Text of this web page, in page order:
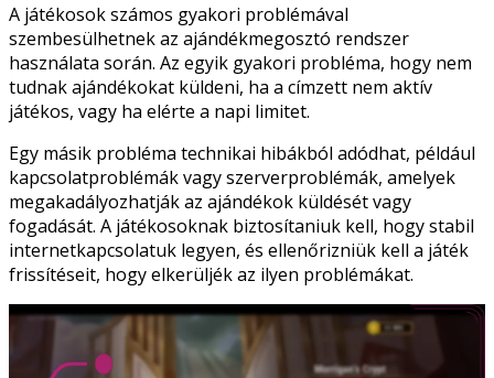
A játékosok számos gyakori problémával
szembesülhetnek az ajándékmegosztó rendszer
használata során. Az egyik gyakori probléma, hogy nem
tudnak ajándékokat küldeni, ha a címzett nem aktív
játékos, vagy ha elérte a napi limitet.
Egy másik probléma technikai hibákból adódhat, például
kapcsolatproblémák vagy szerverproblémák, amelyek
megakadályozhatják az ajándékok küldését vagy
fogadását. A játékosoknak biztosítaniuk kell, hogy stabil
internetkapcsolatuk legyen, és ellenőrizniük kell a játék
frissítéseit, hogy elkerüljék az ilyen problémákat.